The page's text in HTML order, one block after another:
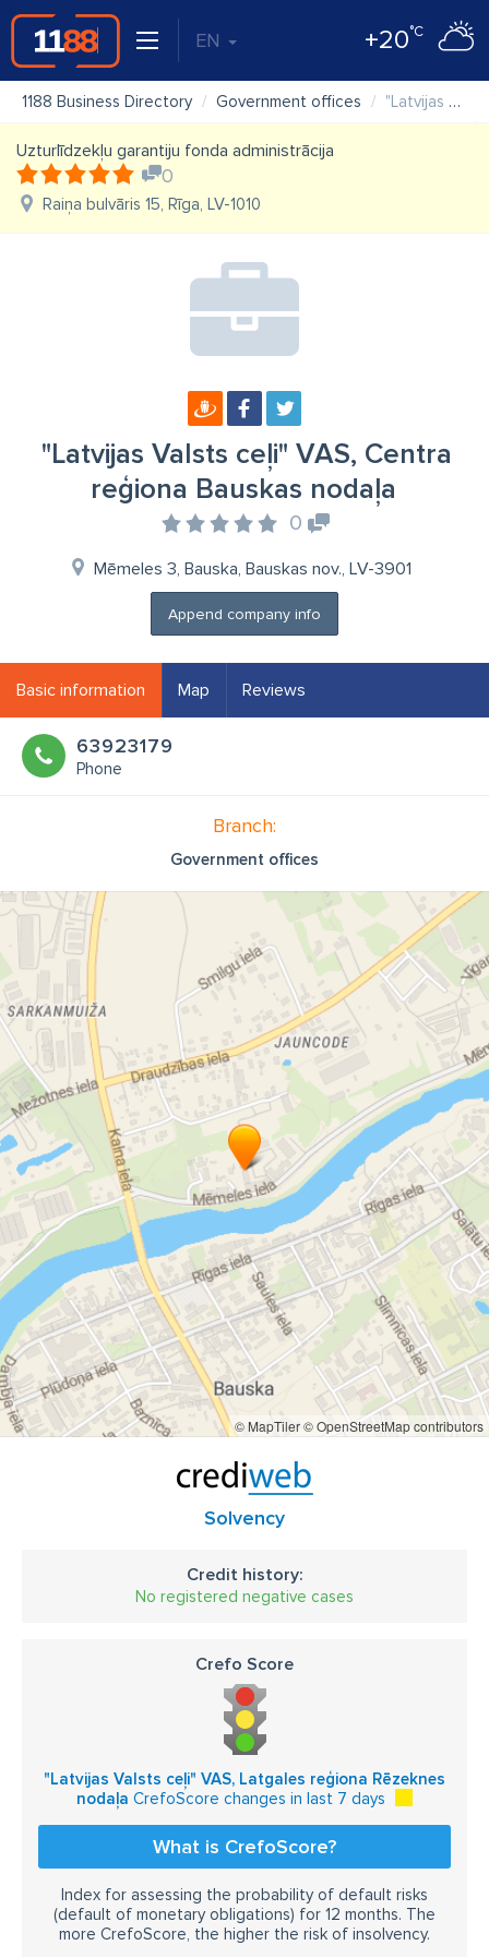
EN +20°C
1188 Business Directory Government offices "Latvijas Valsts ceļi" VAS, Centra reģiona Bauskas nodaļa
Uzturlīdzekļu garantiju fonda administrācija
0
Raiņa bulvāris 15, Rīga, LV-1010
"Latvijas Valsts ceļi" VAS, Centra
reģiona Bauskas nodaļa
0
Mēmeles 3, Bauska, Bauskas nov., LV-3901
Append company info
Basic information Map Reviews
63923179
Phone
Branch:
Government offices
© MapTiler© OpenStreetMap contributors
Solvency
Credit history:
No registered negative cases
Crefo Score
"Latvijas Valsts ceļi" VAS, Latgales reģiona Rēzeknes
nodaļa CrefoScore changes in last 7 days
What is CrefoScore?
Index for assessing the probability of default risks
(default of monetary obligations) for 12 months. The
more CrefoScore, the higher the risk of insolvency.